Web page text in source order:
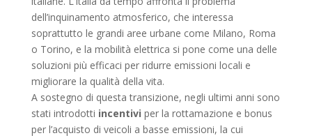
dell’inquinamento atmosferico, che interessa
soprattutto le grandi aree urbane come Milano, Roma
o Torino, e la mobilità elettrica si pone come una delle
soluzioni più efficaci per ridurre emissioni locali e
migliorare la qualità della vita.
A sostegno di questa transizione, negli ultimi anni sono
stati introdotti incentivi per la rottamazione e bonus
per l’acquisto di veicoli a basse emissioni, la cui